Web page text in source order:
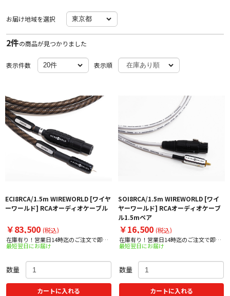
お届け地域を選択
2件の商品が見つかりました
表示件数 表示順
ECI8RCA/1.5m WIREWORLD [ワイヤ
ーワールド] RCAオーディオケーブル
￥83,500 (税込)
在庫有り！営業日14時迄のご注文で即日
出荷！
最短翌日にお届け
数量
カートに入れる
SOI8RCA/1.5m WIREWORLD [ワイ
ヤーワールド] RCAオーディオケーブ
ル1.5mペア
￥16,500 (税込)
在庫有り！営業日14時迄のご注文で即日
出荷！
最短翌日にお届け
数量
カートに入れる